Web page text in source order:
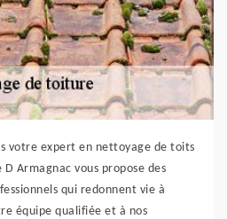
votre expert en nettoyage de toits
Armagnac vous propose des
qui redonnent vie à
équipe qualifiée et à nos